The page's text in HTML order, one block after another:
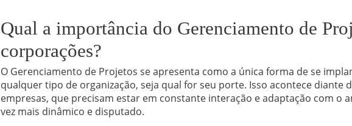
Qual a importância do Gerenciamento de
corporações?
O Gerenciamento de Projetos se apresenta como a única forma de se
qualquer tipo de organização, seja qual for seu porte. Isso acontece diante
empresas, que precisam estar em constante interação e adaptação com o
vez mais dinâmico e disputado.